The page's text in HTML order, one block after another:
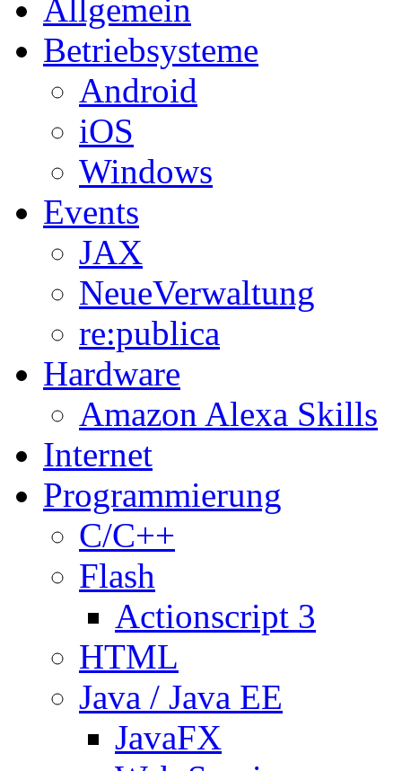
Allgemein
Betriebsysteme
Android
iOS
Windows
Events
JAX
NeueVerwaltung
re:publica
Hardware
Amazon Alexa Skills
Internet
Programmierung
C/C++
Flash
Actionscript 3
HTML
Java / Java EE
JavaFX